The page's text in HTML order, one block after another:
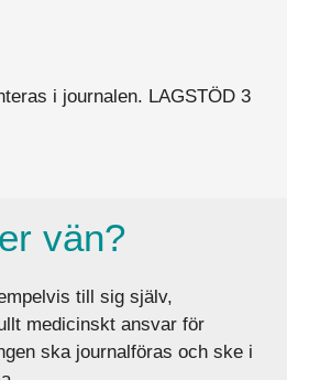
i journalen. LAGSTÖD 3
vän?
till sig själv,
medicinskt ansvar för
ska journalföras och ske i